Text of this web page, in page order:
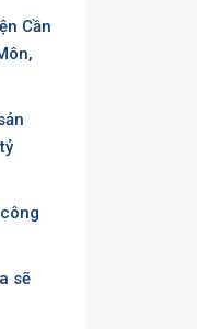
Cần
sẽ